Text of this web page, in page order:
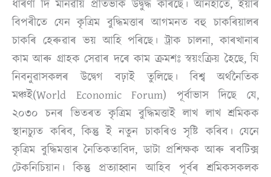
ধাৰণা দি মানৱীয় প্ৰতিভাক উদ্বুদ্ধ কৰিছে। আনহাতে, ইয়াৰ
বিপৰীতে যেন কৃত্ৰিম বুদ্ধিমত্তাৰ আগমনত বহু চাকৰিয়ালৰ
চাকৰি হেৰুৱাৰ ভয় আহি পৰিছে। ট্ৰাক চালনা, কাৰখানাৰ
কাম আৰু গ্ৰাহক সেৱাৰ দৰে কাম ক্ৰমশঃ স্বয়ংক্ৰিয় হৈছে, যি
নিবনুৱাসকলৰ উদ্বেগ বঢ়াই তুলিছে। বিশ্ব অৰ্থনৈতিক
মঞ্চই(World Economic Forum) পূৰ্বাভাস দিছে যে,
২০৩০ চনৰ ভিতৰত কৃত্ৰিম বুদ্ধিমত্তাই লাখ লাখ শ্ৰমিকক
স্থানচ্যুত কৰিব, কিন্তু ই নতুন চাকৰিও সৃষ্টি কৰিব। যেনে
কৃত্ৰিম বুদ্ধিমত্তাৰ নৈতিকতাবিদ, ডাটা প্ৰশিক্ষক আৰু ৰবটিক্স
টেকনিচিয়ান। কিন্তু প্ৰত্যাহ্বান আহিব পূৰ্বৰ শ্ৰমিকসকলক